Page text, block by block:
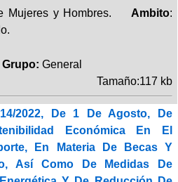
Mujeres y Hombres. Ambito:
General
Tamaño:117 kb
2022, De 1 De Agosto, De
Económica En El
En Materia De Becas Y
Así Como De Medidas De